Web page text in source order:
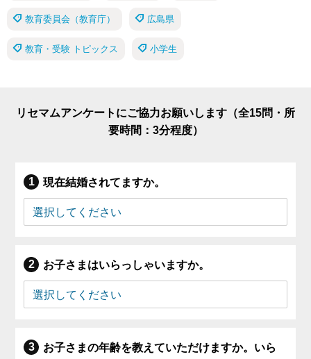
教育委員会（教育庁） 広島県
教育・受験 トピックス 小学生
リセマムアンケートにご協力お願いします（全15問・所
要時間：3分程度）
現在結婚されてますか。
お子さまはいらっしゃいますか。
お子さまの年齢を教えていただけますか。いら